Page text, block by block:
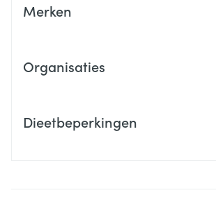
Merken
Organisaties
Dieetbeperkingen